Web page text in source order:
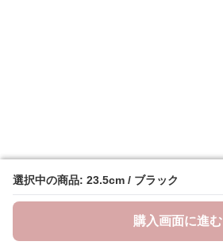
選択中の商品: 23.5cm / ブラック
購入画面に進む
選択中の商品: 23.5cm / ブラック
購入画面に進む